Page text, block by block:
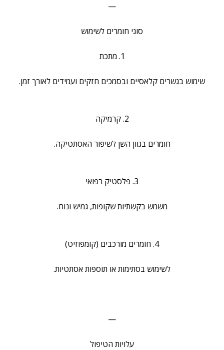
—
סוגי חומרים לשימוש
1. מתכת
שימוש בגשרים קלאסיים ובסמכים חזקים ועמידים לאורך זמן.
2. קרמיקה
חומרים בגוון השן לשיפור האסתטיקה.
3. פלסטיק רפואי
משמש בקשתיות שקופות, גמיש ונוח.
4. חומרים מורכבים (קומפוזיט)
לשימוש בסתימות או תוספות אסתטיות.
—
עלויות הטיפול